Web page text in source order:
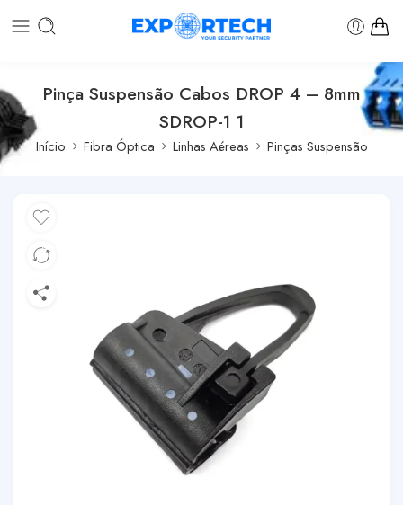
Pinça Suspensão Cabos DROP 4 – 8mm
SDROP-1 1
Início Fibra Óptica Linhas Aéreas Pinças Suspensão